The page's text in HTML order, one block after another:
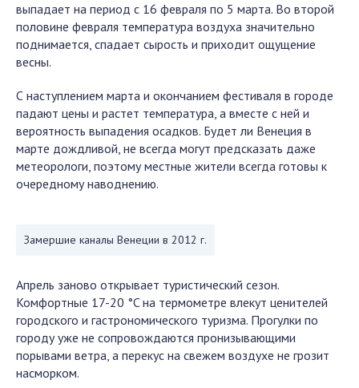
выпадает на период с 16 февраля по 5 марта. Во второй
половине февраля температура воздуха значительно
поднимается, спадает сырость и приходит ощущение
весны.
С наступлением марта и окончанием фестиваля в городе
падают цены и растет температура, а вместе с ней и
вероятность выпадения осадков. Будет ли Венеция в
марте дождливой, не всегда могут предсказать даже
метеорологи, поэтому местные жители всегда готовы к
очередному наводнению.
Замершие каналы Венеции в 2012 г.
Апрель заново открывает туристический сезон.
Комфортные 17-20 °C на термометре влекут ценителей
городского и гастрономического туризма. Прогулки по
городу уже не сопровождаются пронизывающими
порывами ветра, а перекус на свежем воздухе не грозит
насморком.